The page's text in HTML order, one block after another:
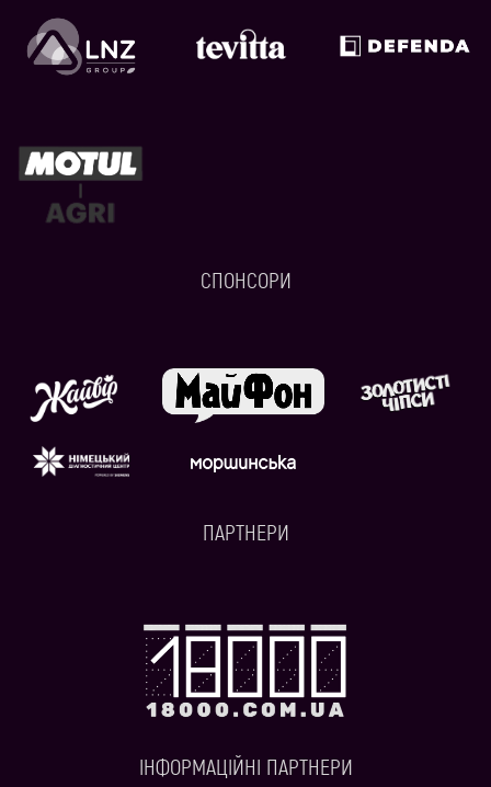
СПОНСОРИ
ПАРТНЕРИ
ІНФОРМАЦІЙНІ ПАРТНЕРИ